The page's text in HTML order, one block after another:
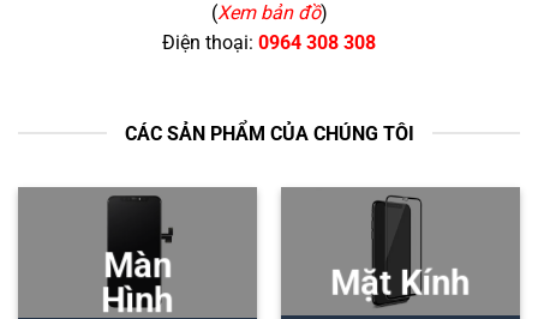
(Xem bản đồ)
Điện thoại: 0964 308 308
CÁC SẢN PHẨM CỦA CHÚNG TÔI
Màn
Hình
Mặt Kính